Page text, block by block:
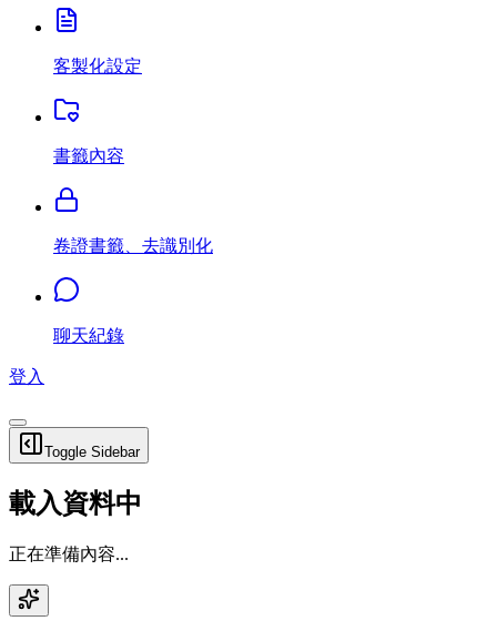
客製化設定
書籤內容
卷證書籤、去識別化
聊天紀錄
登入
Toggle Sidebar
載入資料中
正在準備內容...